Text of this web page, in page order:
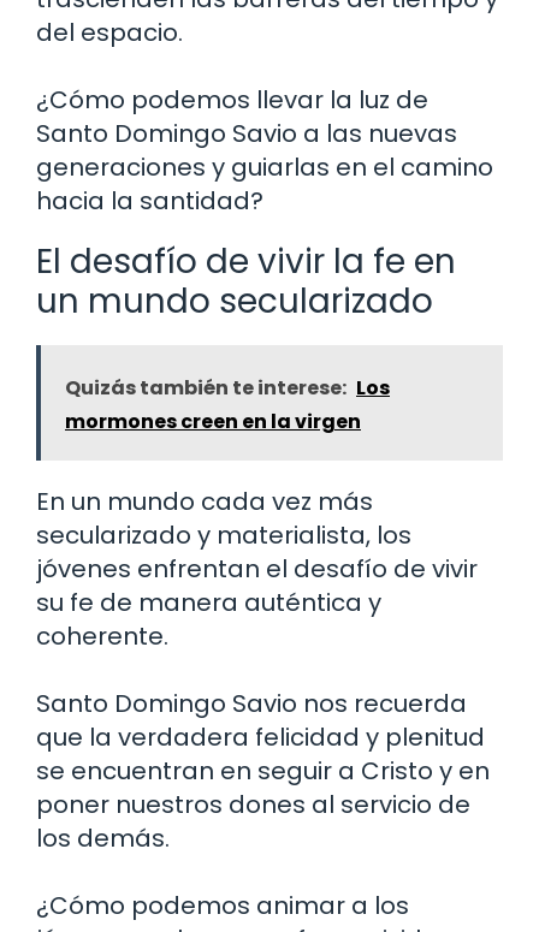
del espacio.
¿Cómo podemos llevar la luz de
Santo Domingo Savio a las nuevas
generaciones y guiarlas en el camino
hacia la santidad?
El desafío de vivir la fe en
un mundo secularizado
Quizás también te interese: Los
mormones creen en la virgen
En un mundo cada vez más
secularizado y materialista, los
jóvenes enfrentan el desafío de vivir
su fe de manera auténtica y
coherente.
Santo Domingo Savio nos recuerda
que la verdadera felicidad y plenitud
se encuentran en seguir a Cristo y en
poner nuestros dones al servicio de
los demás.
¿Cómo podemos animar a los